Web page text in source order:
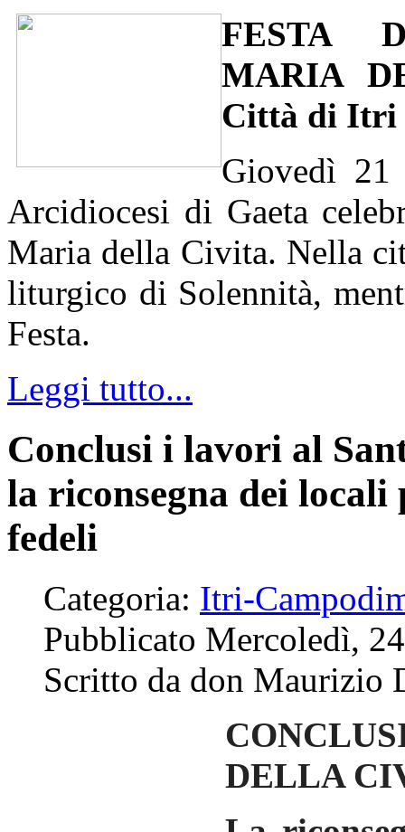
FESTA
MARIA
Città di Itri
Giovedì
Arcidiocesi di Gaeta
Maria della Civita. Nella
liturgico di Solennità,
Festa.
Leggi tutto...
Conclusi i lavori al
la riconsegna dei locali
fedeli
Categoria: Itri-
Pubblicato Mercoledì,
Scritto da don Maurizio
DELLA